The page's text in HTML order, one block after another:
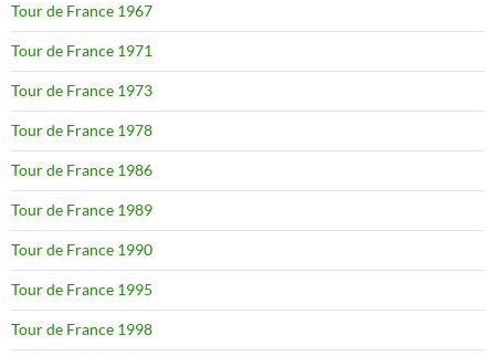
Tour de France 1967
Tour de France 1971
Tour de France 1973
Tour de France 1978
Tour de France 1986
Tour de France 1989
Tour de France 1990
Tour de France 1995
Tour de France 1998